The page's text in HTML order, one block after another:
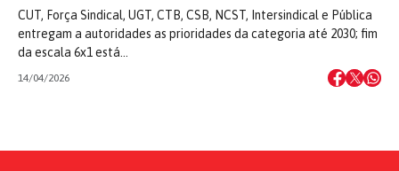
CUT, Força Sindical, UGT, CTB, CSB, NCST, Intersindical e Pública
entregam a autoridades as prioridades da categoria até 2030; fim
da escala 6x1 está…
14/04/2026